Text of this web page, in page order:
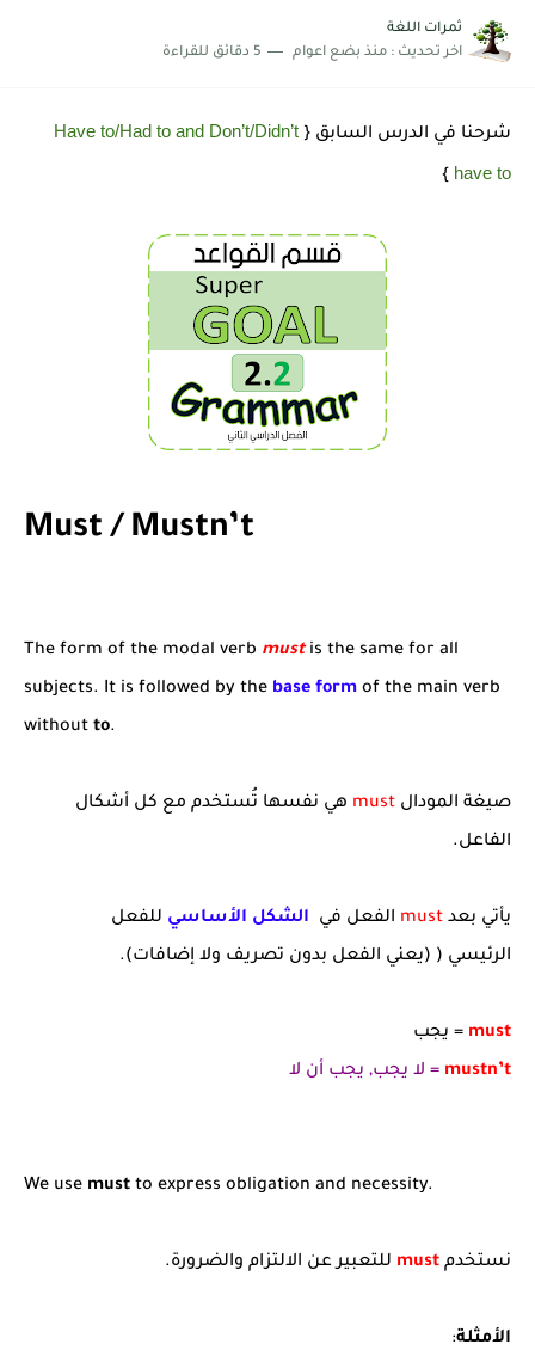
ثمرات اللغة
اخر تحديث : منذ بضع اعوام 5 دقائق للقراءة
شرحنا في الدرس السابق { Have to/Had to and Don’t/Didn’t
have to
}
Must / Mustn’t
The form of the modal verb must is the same for all
subjects. It is followed by the base form of the main verb
without to.
صيغة المودال must هي نفسها تُستخدم مع كل أشكال
الفاعل.
يأتي بعد must الفعل في الشكل الأساسي للفعل
الرئيسي ( (يعني الفعل بدون تصريف ولا إضافات).
must = يجب
mustn’t = لا يجب, يجب أن لا
We use must to express obligation and necessity.
نستخدم must للتعبير عن الالتزام والضرورة.
الأمثلة: